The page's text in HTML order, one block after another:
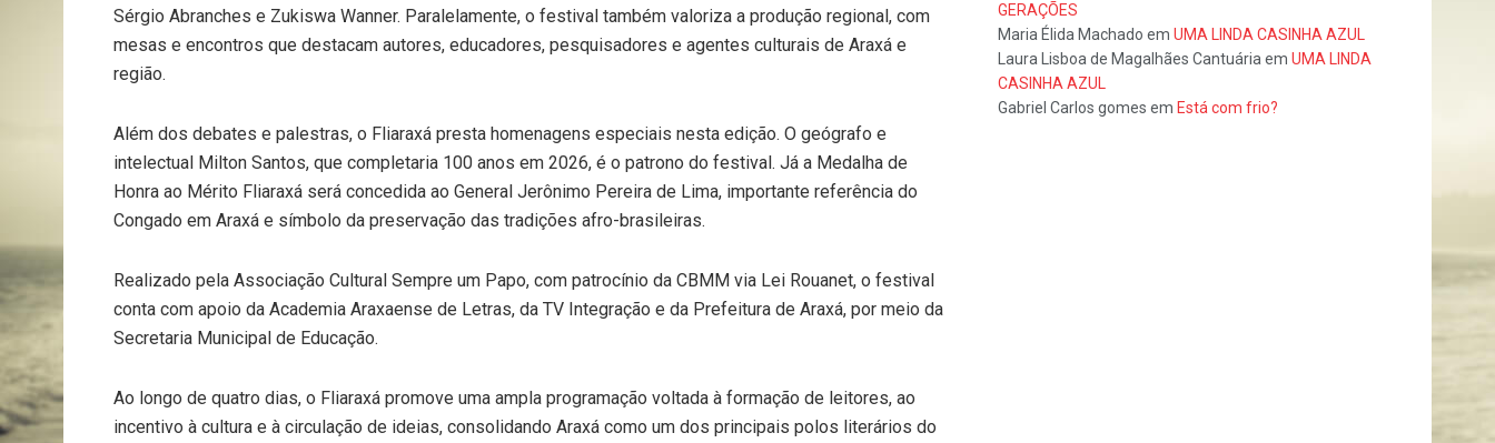
Sérgio Abranches e Zukiswa Wanner. Paralelamente, o festival também valoriza a produção regional, com
mesas e encontros que destacam autores, educadores, pesquisadores e agentes culturais de Araxá e
região.
Além dos debates e palestras, o Fliaraxá presta homenagens especiais nesta edição. O geógrafo e
intelectual Milton Santos, que completaria 100 anos em 2026, é o patrono do festival. Já a Medalha de
Honra ao Mérito Fliaraxá será concedida ao General Jerônimo Pereira de Lima, importante referência do
Congado em Araxá e símbolo da preservação das tradições afro-brasileiras.
Realizado pela Associação Cultural Sempre um Papo, com patrocínio da CBMM via Lei Rouanet, o festival
conta com apoio da Academia Araxaense de Letras, da TV Integração e da Prefeitura de Araxá, por meio da
Secretaria Municipal de Educação.
Ao longo de quatro dias, o Fliaraxá promove uma ampla programação voltada à formação de leitores, ao
incentivo à cultura e à circulação de ideias, consolidando Araxá como um dos principais polos literários do
GERAÇÕES
Maria Élida Machado em UMA LINDA CASINHA AZUL
Laura Lisboa de Magalhães Cantuáriaem UMA LINDA
CASINHA AZUL
Gabriel Carlos gomes em Está com frio?